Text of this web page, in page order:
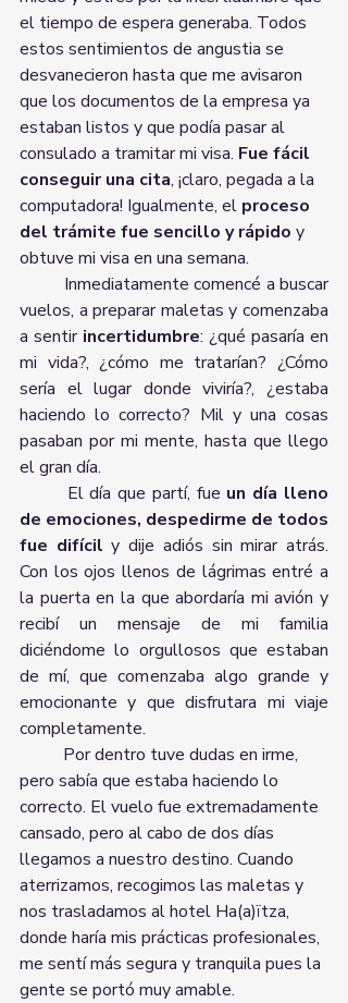
el tiempo de espera generaba. Todos
estos sentimientos de angustia se
desvanecieron hasta que me avisaron
que los documentos de la empresa ya
estaban listos y que podía pasar al
consulado a tramitar mi visa. Fue fácil
conseguir una cita, ¡claro, pegada a la
computadora! Igualmente, el proceso
del trámite fue sencillo y rápido y
obtuve mi visa en una semana.
vuelos, a preparar maletas y comenzaba
a sentir incertidumbre: ¿qué pasaría en
mi vida?, ¿cómo me tratarían? ¿Cómo
sería el lugar donde viviría?, ¿estaba
haciendo lo correcto? Mil y una cosas
pasaban por mi mente, hasta que llego
el gran día.
El día que partí, fue un día lleno
de emociones, despedirme de todos
fue difícil y dije adiós sin mirar atrás.
Con los ojos llenos de lágrimas entré a
la puerta en la que abordaría mi avión y
recibí un mensaje de mi familia
diciéndome lo orgullosos que estaban
de mí, que comenzaba algo grande y
emocionante y que disfrutara mi viaje
completamente.
pero sabía que estaba haciendo lo
correcto. El vuelo fue extremadamente
cansado, pero al cabo de dos días
llegamos a nuestro destino. Cuando
aterrizamos, recogimos las maletas y
nos trasladamos al hotel Ha(a)ïtza,
donde haría mis prácticas profesionales,
me sentí más segura y tranquila pues la
gente se portó muy amable.